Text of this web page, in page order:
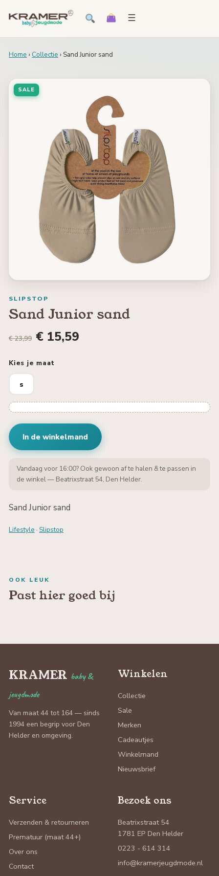
☰
Home › Collectie › Sand Junior sand
SALE
SLIPSTOP
Sand Junior sand
€ 23,99 € 15,59
Kies je maat
s
In de winkelmand
Vandaag voor 16:00? Ook gewoon af te halen & te passen in
de winkel — Beatrixstraat 54, Den Helder.
Sand Junior sand
Lifestyle · Slipstop
OOK LEUK
Past hier goed bij
KRAMER baby &
jeugdmode
Van maat 44 tot 164 — sinds
1994 een begrip voor Den
Helder en omgeving.
Winkelen
Collectie
Sale
Merken
Cadeautjes
Winkelmand
Nieuwsbrief
Service
Verzenden & retourneren
Prematuur (maat 44+)
Over ons
Contact
Bezoek ons
Beatrixstraat 54
1781 EP Den Helder
0223 - 614 314
info@kramerjeugdmode.nl